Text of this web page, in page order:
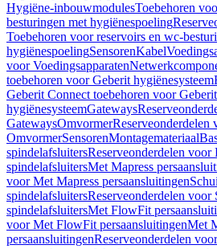
Hygiëne-inbouwmodulesToebehoren
besturingen met hygiënespoeling
Toebehoren voor reservoirs en wc-
hygiënespoelingSensorenKabel
voor Voedingsapparaten
toebehoren voor Geberit hygiënesysteem
Geberit Connect toebehoren voor Geberit
hygiënesysteemGateways
GatewaysOmvormerReserveonderdelen
OmvormerSensorenMontagemateriaal
spindelafsluitersReserveonderdelen voor
spindelafsluitersMet Mapress
voor Met Mapress persaansluitingen
spindelafsluitersReserveonderdelen voor
spindelafsluitersMet FlowFit
voor Met FlowFit persaansluitingenMet
persaansluitingenReserveonderdelen